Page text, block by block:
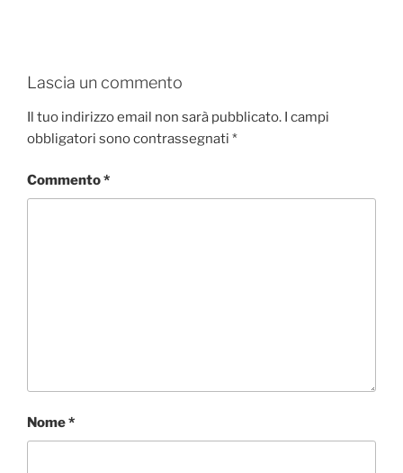
Lascia un commento
Il tuo indirizzo email non sarà pubblicato. I campi
obbligatori sono contrassegnati *
Commento*
Nome*